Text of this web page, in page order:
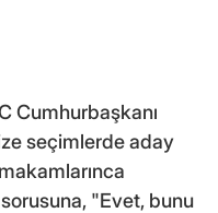
Cumhurbaşkanı
seçimlerde aday
"Evet, bunu